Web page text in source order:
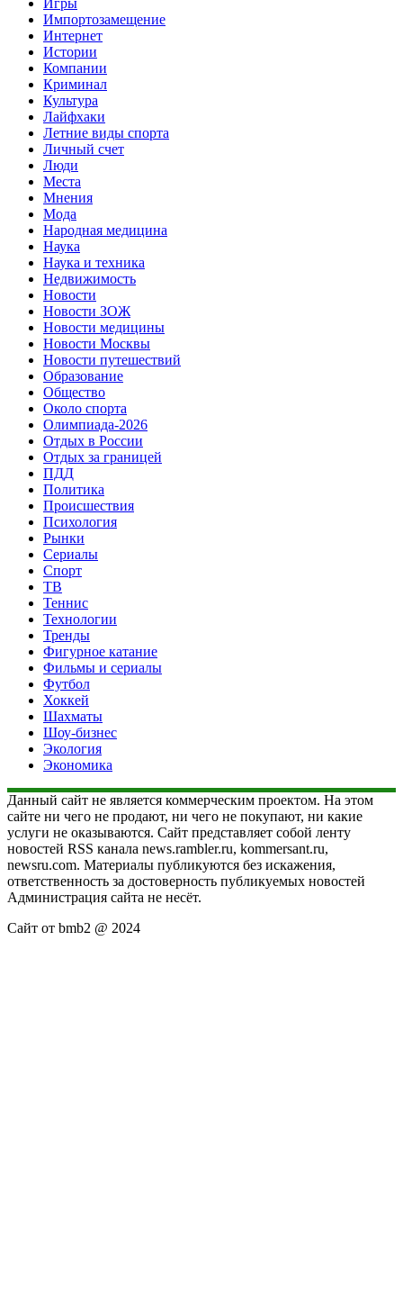
Импортозамещение
Интернет
Истории
Компании
Криминал
Культура
Лайфхаки
Летние виды спорта
Личный счет
Люди
Места
Мнения
Мода
Народная медицина
Наука
Наука и техника
Недвижимость
Новости
Новости ЗОЖ
Новости медицины
Новости Москвы
Новости путешествий
Образование
Общество
Около спорта
Олимпиада-2026
Отдых в России
Отдых за границей
ПДД
Политика
Происшествия
Психология
Рынки
Сериалы
Спорт
ТВ
Теннис
Технологии
Тренды
Фигурное катание
Фильмы и сериалы
Футбол
Хоккей
Шахматы
Шоу-бизнес
Экология
Экономика
Данный сайт не является коммерческим проектом. На этом
сайте ни чего не продают, ни чего не покупают, ни какие
услуги не оказываются. Сайт представляет собой ленту
новостей RSS канала news.rambler.ru, kommersant.ru,
newsru.com. Материалы публикуются без искажения,
ответственность за достоверность публикуемых новостей
Администрация сайта не несёт.
Сайт от bmb2 @ 2024